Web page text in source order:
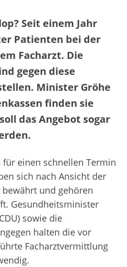
Seit einem Jahr
Patienten bei der
Facharzt. Die
gegen diese
Minister Gröhe
finden sie
das Angebot sogar
für einen schnellen Termin
sich nach Ansicht der
bewährt und gehören
Gesundheitsminister
sowie die
halten die vor
Facharztvermittlung